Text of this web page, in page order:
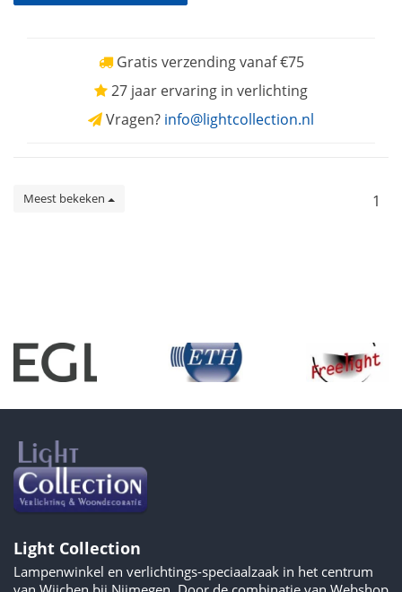
Gratis verzending vanaf €75
27 jaar ervaring in verlichting
Vragen? info@lightcollection.nl
Meest bekeken 1
Light Collection
Lampenwinkel en verlichtings-speciaalzaak in het centrum